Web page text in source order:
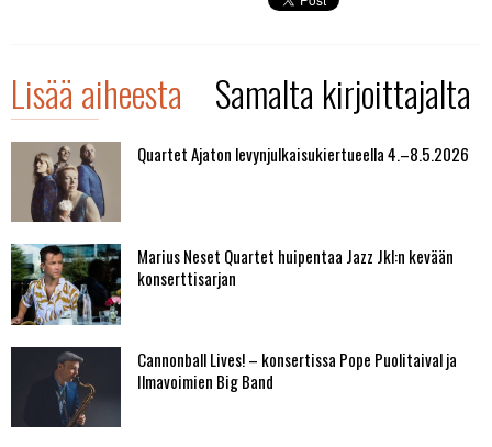
Lisää aiheesta Samalta kirjoittajalta
Quartet Ajaton levynjulkaisukiertueella 4.–8.5.2026
Marius Neset Quartet huipentaa Jazz Jkl:n kevään
konserttisarjan
Cannonball Lives! – konsertissa Pope Puolitaival ja
Ilmavoimien Big Band